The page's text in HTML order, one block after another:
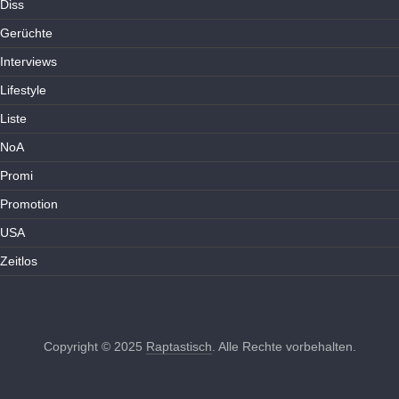
Diss
Gerüchte
Interviews
Lifestyle
Liste
NoA
Promi
Promotion
USA
Zeitlos
Copyright © 2025 Raptastisch . Alle Rechte vorbehalten.